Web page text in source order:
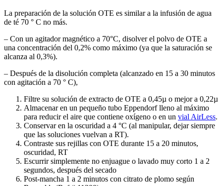
La preparación de la solución OTE es similar a la infusión de agua
de té 70 ° C no más.
– Con un agitador magnético a 70°C, disolver el polvo de OTE a
una concentración del 0,2% como máximo (ya que la saturación se
alcanza al 0,3%).
– Después de la disolución completa (alcanzado en 15 a 30 minutos
con agitación a 70 ° C),
Filtre su solución de extracto de OTE a 0,45µ o mejor a 0,22µ
Almacenar en un pequeño tubo Eppendorf lleno al máximo
para reducir el aire que contiene oxígeno o en un vial AirLess.
Conservar en la oscuridad a 4 °C (al manipular, dejar siempre
que las soluciones vuelvan a RT).
Contraste sus rejillas con OTE durante 15 a 20 minutos,
oscuridad, RT
Escurrir simplemente no enjuague o lavado muy corto 1 a 2
segundos, después del secado
Post-mancha 1 a 2 minutos con citrato de plomo según